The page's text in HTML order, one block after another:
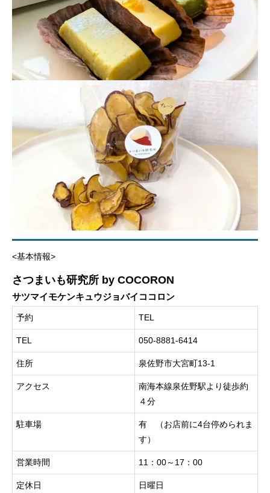
<基本情報>
さつまいも研究所 by COCORON
サツマイモケンキュウジョバイココロン
予約 TEL
TEL 050-8881-6414
住所 泉佐野市大宮町13-1
アクセス
南海本線泉佐野駅より徒歩約
４分
駐車場
有 （お店前に4台停められま
す）
営業時間 11：00～17：00
定休日 日曜日